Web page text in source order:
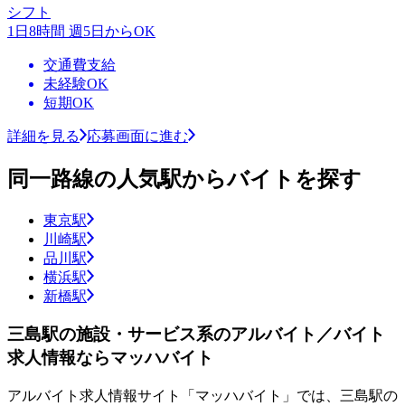
シフト
1日8時間 週5日からOK
交通費支給
未経験OK
短期OK
詳細を見る 応募画面に進む
同一路線の人気駅からバイトを探す
東京駅
川崎駅
品川駅
横浜駅
新橋駅
三島駅の施設・サービス系のアルバイト／バイト
求人情報ならマッハバイト
アルバイト求人情報サイト「マッハバイト」では、三島駅の